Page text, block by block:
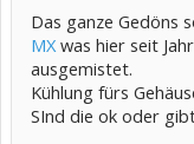
Das ganze Gedöns
MXwas hier seit
ausgemistet.
Kühlung fürs
SInd die ok oder